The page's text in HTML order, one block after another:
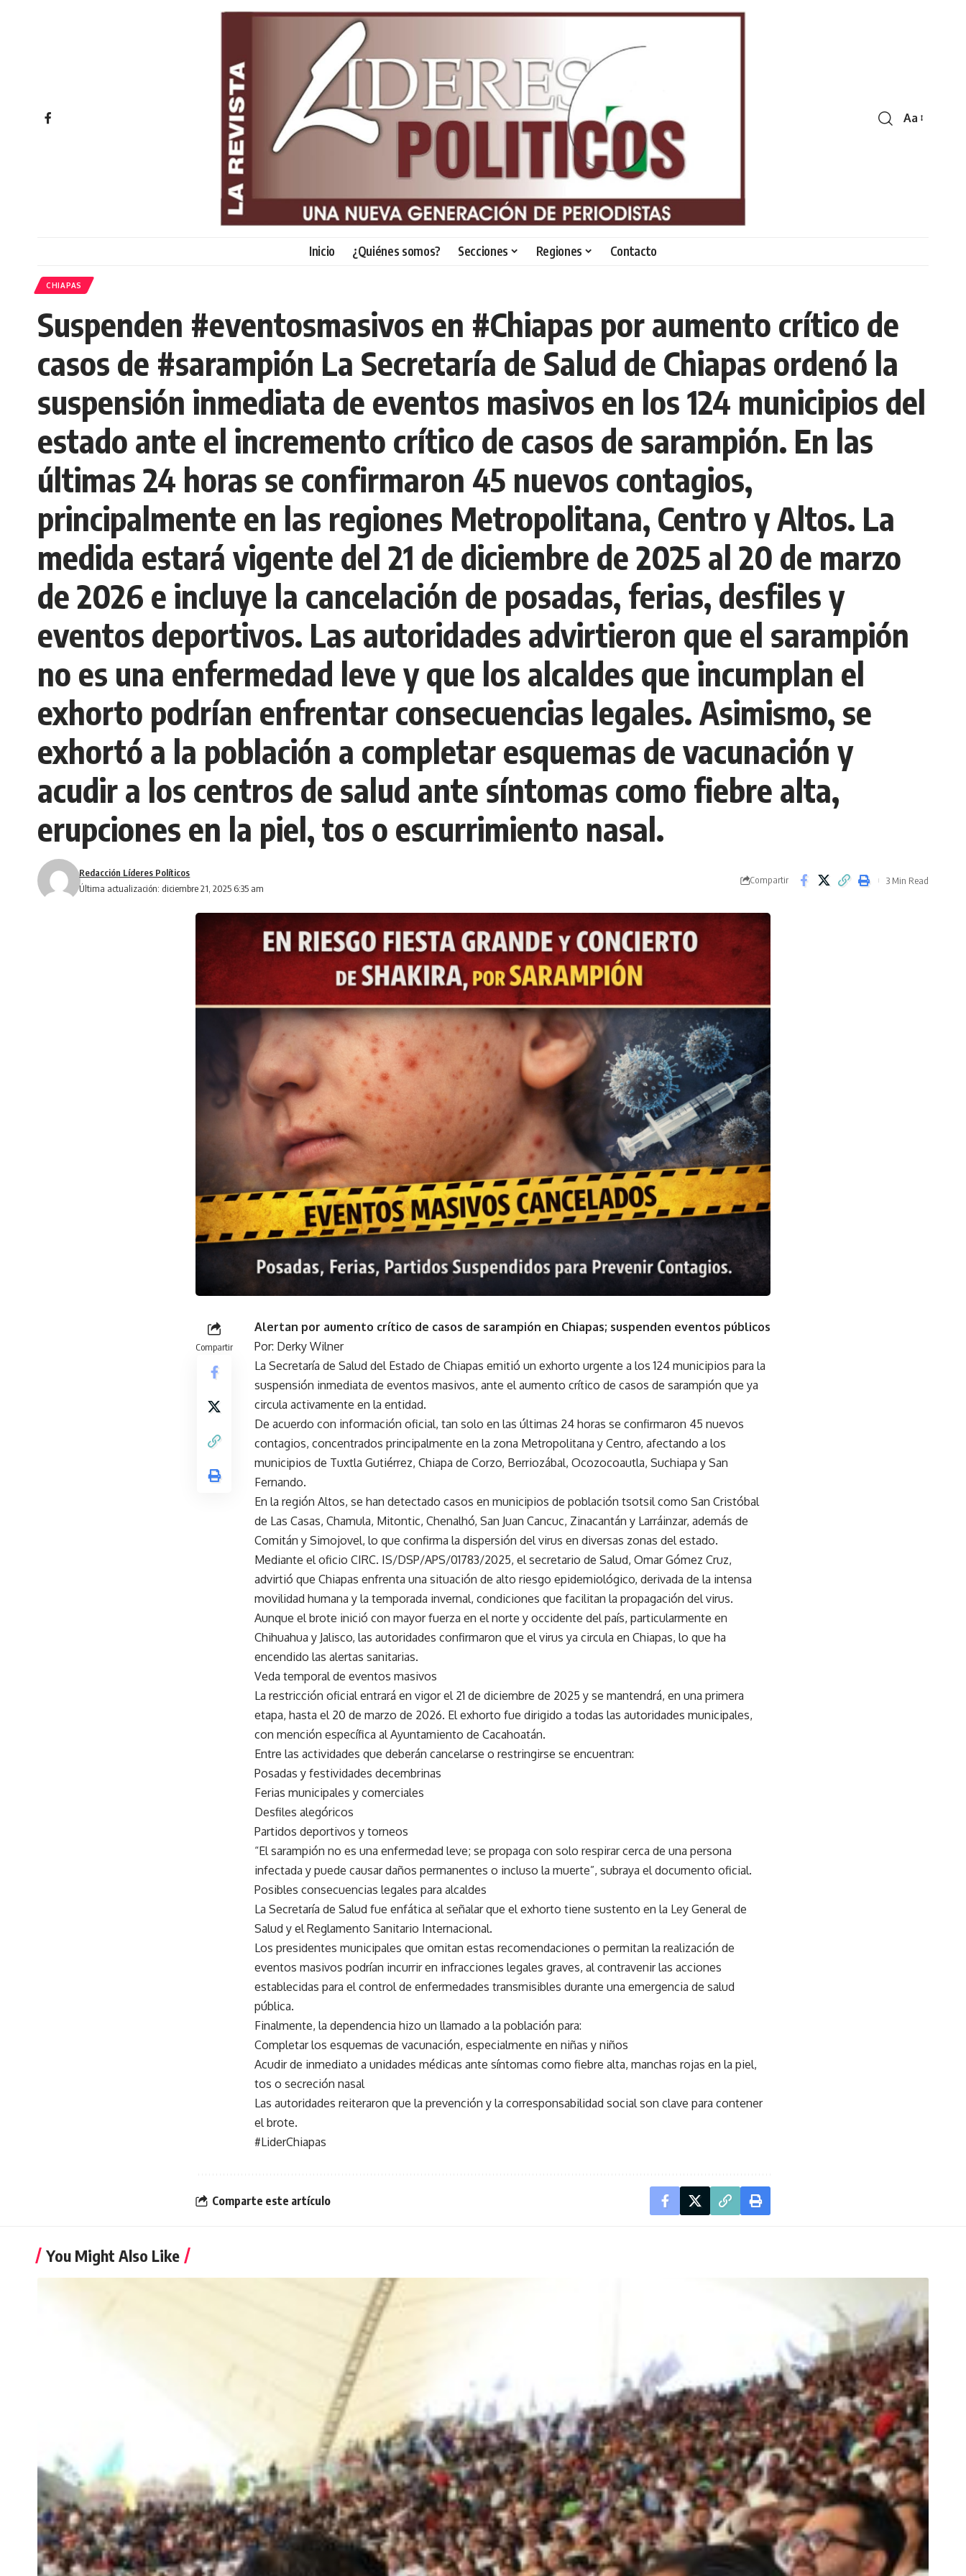
Font
Aa
Inicio ¿Quiénes somos? Secciones Regiones Contacto
CHIAPAS
Suspenden #eventosmasivos en #Chiapas por aumento crítico de
casos de #sarampión La Secretaría de Salud de Chiapas ordenó la
suspensión inmediata de eventos masivos en los 124 municipios del
estado ante el incremento crítico de casos de sarampión. En las
últimas 24 horas se confirmaron 45 nuevos contagios,
principalmente en las regiones Metropolitana, Centro y Altos. La
medida estará vigente del 21 de diciembre de 2025 al 20 de marzo
de 2026 e incluye la cancelación de posadas, ferias, desfiles y
eventos deportivos. Las autoridades advirtieron que el sarampión
no es una enfermedad leve y que los alcaldes que incumplan el
exhorto podrían enfrentar consecuencias legales. Asimismo, se
exhortó a la población a completar esquemas de vacunación y
acudir a los centros de salud ante síntomas como fiebre alta,
erupciones en la piel, tos o escurrimiento nasal.
Última actualización: diciembre 21, 2025 6:35 am
Redacción Líderes Políticos
Compartir 3 Min Read
Compartir
Alertan por aumento crítico de casos de sarampión en Chiapas; suspenden eventos públicos
Por: Derky Wilner
La Secretaría de Salud del Estado de Chiapas emitió un exhorto urgente a los 124 municipios para la
suspensión inmediata de eventos masivos, ante el aumento crítico de casos de sarampión que ya
circula activamente en la entidad.
De acuerdo con información oficial, tan solo en las últimas 24 horas se confirmaron 45 nuevos
contagios, concentrados principalmente en la zona Metropolitana y Centro, afectando a los
municipios de Tuxtla Gutiérrez, Chiapa de Corzo, Berriozábal, Ocozocoautla, Suchiapa y San
Fernando.
En la región Altos, se han detectado casos en municipios de población tsotsil como San Cristóbal
de Las Casas, Chamula, Mitontic, Chenalhó, San Juan Cancuc, Zinacantán y Larráinzar, además de
Comitán y Simojovel, lo que confirma la dispersión del virus en diversas zonas del estado.
Mediante el oficio CIRC. IS/DSP/APS/01783/2025, el secretario de Salud, Omar Gómez Cruz,
advirtió que Chiapas enfrenta una situación de alto riesgo epidemiológico, derivada de la intensa
movilidad humana y la temporada invernal, condiciones que facilitan la propagación del virus.
Aunque el brote inició con mayor fuerza en el norte y occidente del país, particularmente en
Chihuahua y Jalisco, las autoridades confirmaron que el virus ya circula en Chiapas, lo que ha
encendido las alertas sanitarias.
Veda temporal de eventos masivos
La restricción oficial entrará en vigor el 21 de diciembre de 2025 y se mantendrá, en una primera
etapa, hasta el 20 de marzo de 2026. El exhorto fue dirigido a todas las autoridades municipales,
con mención específica al Ayuntamiento de Cacahoatán.
Entre las actividades que deberán cancelarse o restringirse se encuentran:
Posadas y festividades decembrinas
Ferias municipales y comerciales
Desfiles alegóricos
Partidos deportivos y torneos
“El sarampión no es una enfermedad leve; se propaga con solo respirar cerca de una persona
infectada y puede causar daños permanentes o incluso la muerte”, subraya el documento oficial.
Posibles consecuencias legales para alcaldes
La Secretaría de Salud fue enfática al señalar que el exhorto tiene sustento en la Ley General de
Salud y el Reglamento Sanitario Internacional.
Los presidentes municipales que omitan estas recomendaciones o permitan la realización de
eventos masivos podrían incurrir en infracciones legales graves, al contravenir las acciones
establecidas para el control de enfermedades transmisibles durante una emergencia de salud
pública.
Finalmente, la dependencia hizo un llamado a la población para:
Completar los esquemas de vacunación, especialmente en niñas y niños
Acudir de inmediato a unidades médicas ante síntomas como fiebre alta, manchas rojas en la piel,
tos o secreción nasal
Las autoridades reiteraron que la prevención y la corresponsabilidad social son clave para contener
el brote.
#LiderChiapas
Comparte este artículo
You Might Also Like